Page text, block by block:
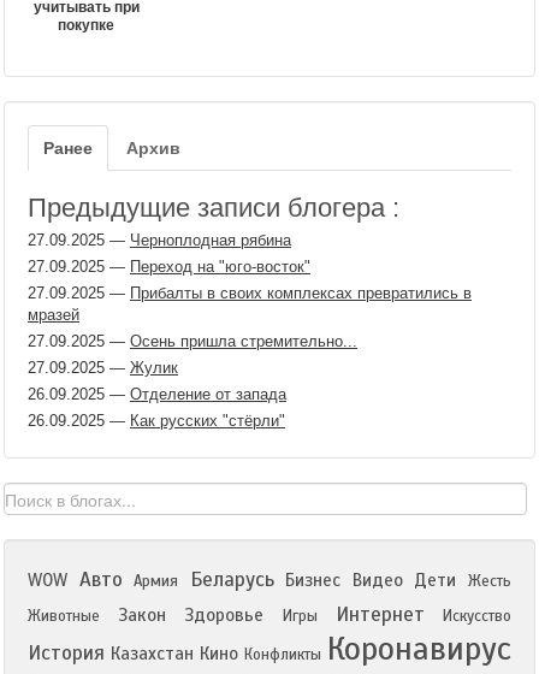
учитывать при
покупке
Ранее Архив
Предыдущие записи блогера :
27.09.2025 — Черноплодная рябина
27.09.2025 — Переход на "юго-восток"
27.09.2025 — Прибалты в своих комплексах превратились в
мразей
27.09.2025 — Осень пришла стремительно...
27.09.2025 — Жулик
26.09.2025 — Отделение от запада
26.09.2025 — Как русских "стёрли"
WOW Авто Армия Беларусь Бизнес Видео Дети
Жесть
Животные
Закон Здоровье Игры Интернет Искусство
История Казахстан Кино Конфликты Коронавирус